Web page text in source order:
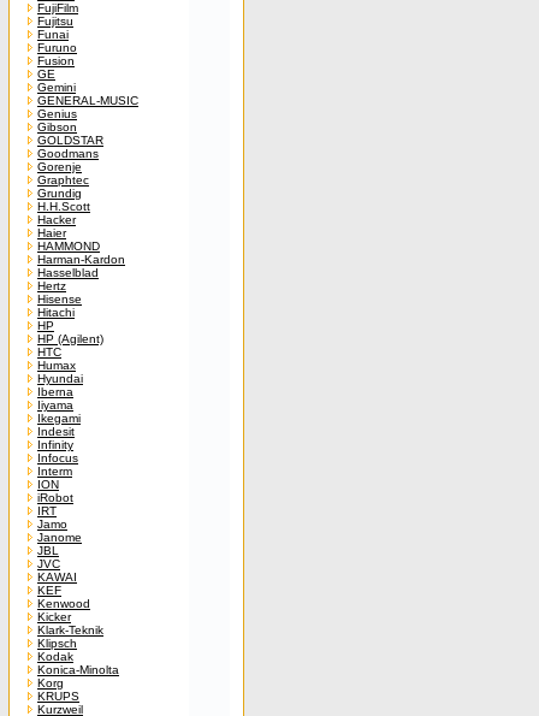
FujiFilm
Fujitsu
Funai
Furuno
Fusion
GE
Gemini
GENERAL-MUSIC
Genius
Gibson
GOLDSTAR
Goodmans
Gorenje
Graphtec
Grundig
H.H.Scott
Hacker
Haier
HAMMOND
Harman-Kardon
Hasselblad
Hertz
Hisense
Hitachi
HP
HP (Agilent)
HTC
Humax
Hyundai
Iberna
Iiyama
Ikegami
Indesit
Infinity
Infocus
Interm
ION
iRobot
IRT
Jamo
Janome
JBL
JVC
KAWAI
KEF
Kenwood
Kicker
Klark-Teknik
Klipsch
Kodak
Konica-Minolta
Korg
KRUPS
Kurzweil